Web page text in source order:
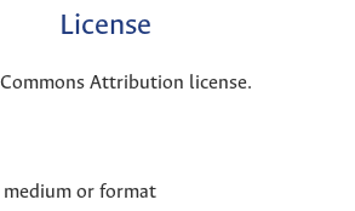
License
Attribution license.
or format